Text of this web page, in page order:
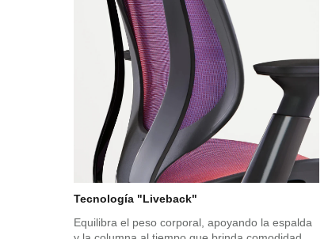
Tecnología "Liveback"
Equilibra el peso corporal, apoyando la espalda